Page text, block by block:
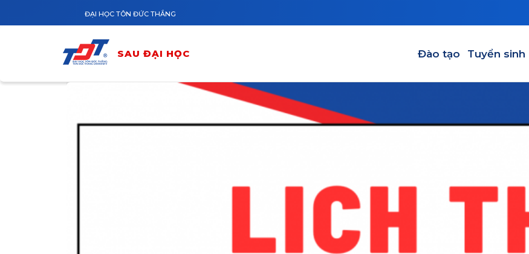
ĐẠI HỌC TÔN ĐỨC THẮNG
SAU ĐẠI HỌC Đào tạo Tuyển sinh